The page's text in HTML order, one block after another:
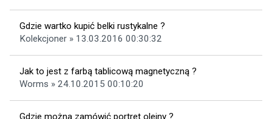
Gdzie wartko kupić belki rustykalne ?
Kolekcjoner » 13.03.2016 00:30:32
Jak to jest z farbą tablicową magnetyczną ?
Worms » 24.10.2015 00:10:20
Gdzie można zamówić portret olejny ?